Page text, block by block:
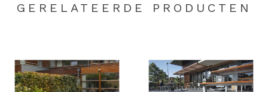
GERELATEERDE PRODUCTEN